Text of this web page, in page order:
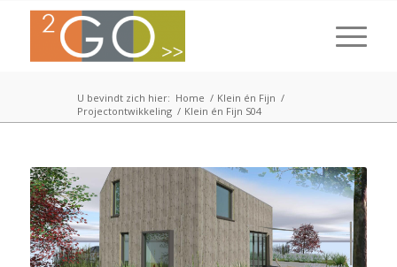
U bevindt zich hier: Home / Klein én Fijn /
Projectontwikkeling / Klein én Fijn S04